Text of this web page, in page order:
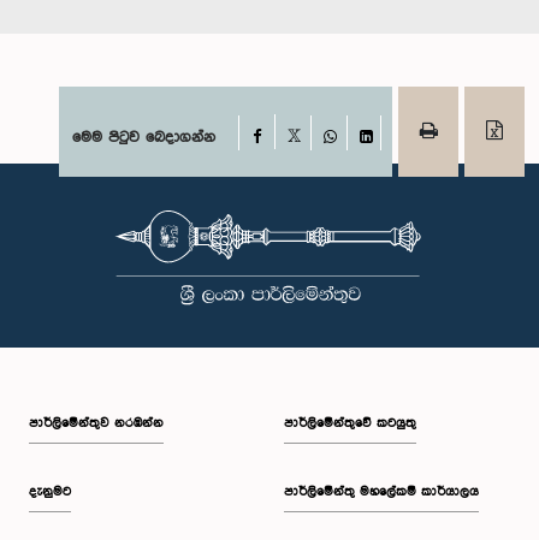
මෙම පිටුව බෙදාගන්න Facebook
WhatsAppLinkedIn
පාර්ලි‌මේන්තුව නරඹන්න
දැනුමට
පාර්ලිමේන්තුවේ කටයුතු
පාර්ලිමේන්තු මහලේකම් කාර්යාලය